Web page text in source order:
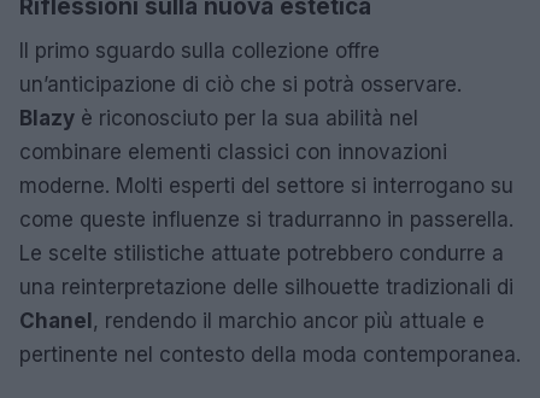
Riflessioni sulla nuova estetica
Il primo sguardo sulla collezione offre
un’anticipazione di ciò che si potrà osservare.
Blazy è riconosciuto per la sua abilità nel
combinare elementi classici con innovazioni
moderne. Molti esperti del settore si interrogano su
come queste influenze si tradurranno in passerella.
Le scelte stilistiche attuate potrebbero condurre a
una reinterpretazione delle silhouette tradizionali di
Chanel, rendendo il marchio ancor più attuale e
pertinente nel contesto della moda contemporanea.